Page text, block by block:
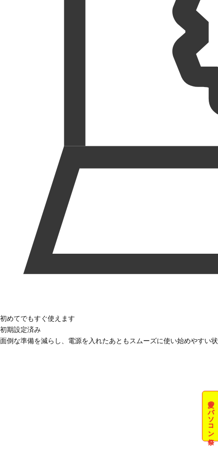
夏のパソコン祭
初めてでもすぐ使えます
初期設定済み
面倒な準備を減らし、電源を入れたあともスムーズに使い始めやすい